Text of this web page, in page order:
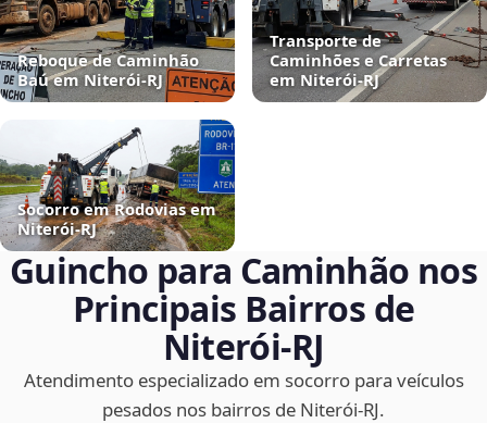
Reboque de Caminhão
Baú em Niterói‑RJ
Transporte de
Caminhões e Carretas
em Niterói‑RJ
Socorro em Rodovias em
Niterói‑RJ
Guincho para Caminhão nos
Principais Bairros de
Niterói‑RJ
Atendimento especializado em socorro para veículos
pesados nos bairros de Niterói‑RJ.